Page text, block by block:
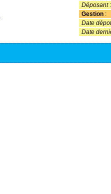
Déposant
Gestion:
Date
Date